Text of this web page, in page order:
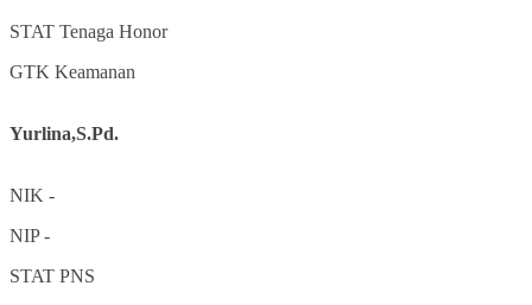
STAT Tenaga Honor
GTK Keamanan
Yurlina,S.Pd.
NIK -
NIP-
STAT PNS